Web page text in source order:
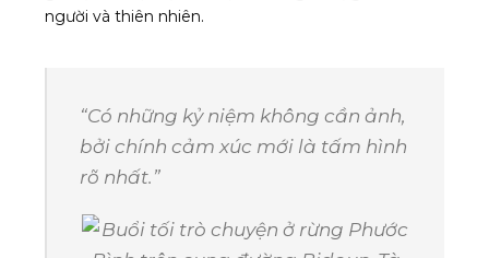
người và thiên nhiên.
“Có những kỷ niệm không cần ảnh,
bởi chính cảm xúc mới là tấm hình
rõ nhất.”